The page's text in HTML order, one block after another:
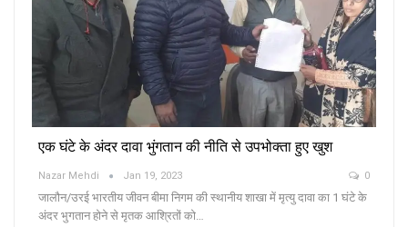
एक घंटे के अंदर दावा भुंगतान की नीति से उपभोक्ता हुए खुश
Nazar Mehdi Jan 19, 2023 0
जालौन/उरई भारतीय जीवन बीमा निगम की स्थानीय शाखा में मृत्यु दावा का 1 घंटे के
अंदर भुगतान होने से मृतक आश्रितों को…